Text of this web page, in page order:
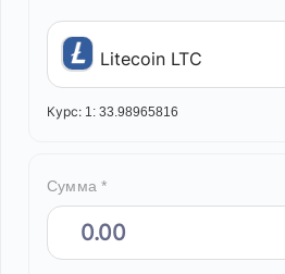
Litecoin LTC
Курс: 1: 33.98965816
Сумма *